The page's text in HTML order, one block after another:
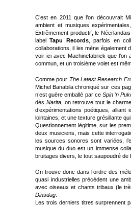
C’est en 2011 que l’on découvrait
ambient et musiques
Extrêmement productif, le
labelTapu Records, parfois en
collaborations, il les mène également
voir ici avec Machinefabriek que l’on
commun, et un troisième volet est
Comme pour The Latest Research
Michel Banabila chroniqué sur ces
n’est guère emballé par ce Spin ’n
dès Narita, on retrouve tout le
d’expérimentations poétiques,
lointaines, et une texture grésillante qui
Questionnement légitime, sur les
deux musiciens, mais cette
les sources sonores sont variées,
musique du duo est un immense
bruitages divers, le tout saupoudré de
On trouve donc dans l’ordre des
quasi industrielles précédent une
avec oiseaux et chants tribaux (le
Dinsdag
Les trois derniers titres surprennent